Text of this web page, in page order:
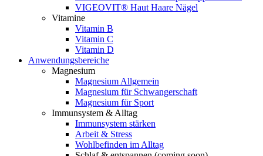
VIGEOVIT® Haut Haare Nägel
Vitamine
Vitamin B
Vitamin C
Vitamin D
Anwendungsbereiche
Magnesium
Magnesium Allgemein
Magnesium für Schwangerschaft
Magnesium für Sport
Immunsystem & Alltag
Immunsystem stärken
Arbeit & Stress
Wohlbefinden im Alltag